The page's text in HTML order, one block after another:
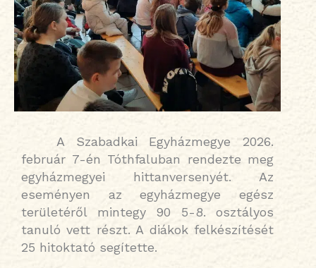
A Szabadkai Egyházmegye 2026.
február 7-én Tóthfaluban rendezte meg
egyházmegyei hittanversenyét. Az
eseményen az egyházmegye egész
területéről mintegy 90 5-8. osztályos
tanuló vett részt. A diákok felkészítését
25 hitoktató segítette.